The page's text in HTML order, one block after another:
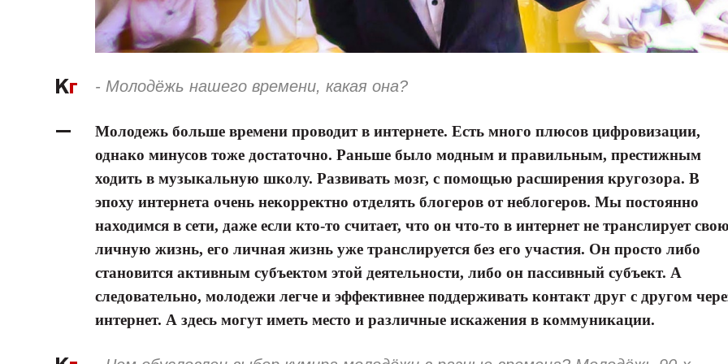
- Молодёжь нашего времени, какая она?
Молодежь больше времени проводит в интернете. Есть много плюсов цифровизации,
однако минусов тоже достаточно. Раньше было модным и правильным, престижным
ходить в музыкальную школу. Развивать мозг, с помощью расширения кругозора. В
эпоху интернета очень некорректно отделять блогеров от неблогеров. Мы постоянно
находимся в сети, даже если кто-то считает, что он что-то в интернет не транслирует
личную жизнь, его личная жизнь уже транслируется без его участия. Он просто либо
становится активным субъектом этой деятельности, либо он пассивный субъект. А
следовательно, молодежи легче и эффективнее поддерживать контакт друг с другом
интернет. А здесь могут иметь место и различные искажения в коммуникации.